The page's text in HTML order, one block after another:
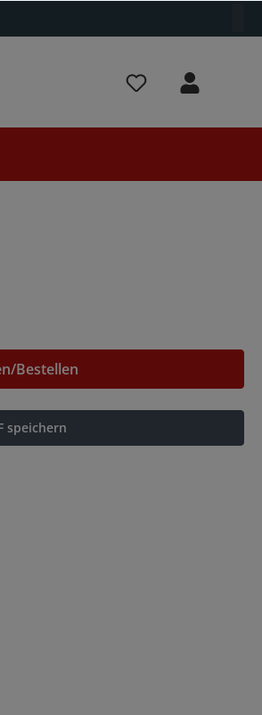
Bestellen
speichern